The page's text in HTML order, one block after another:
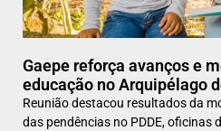
Gaepe reforça avanços e
educação no Arquipélago
Reunião destacou resultados da
das pendências no PDDE, oficinas